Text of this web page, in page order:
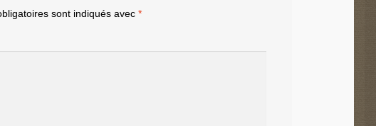
sont indiqués avec *